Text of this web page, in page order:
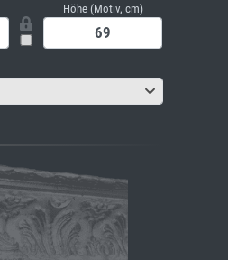
Höhe (Motiv, cm)